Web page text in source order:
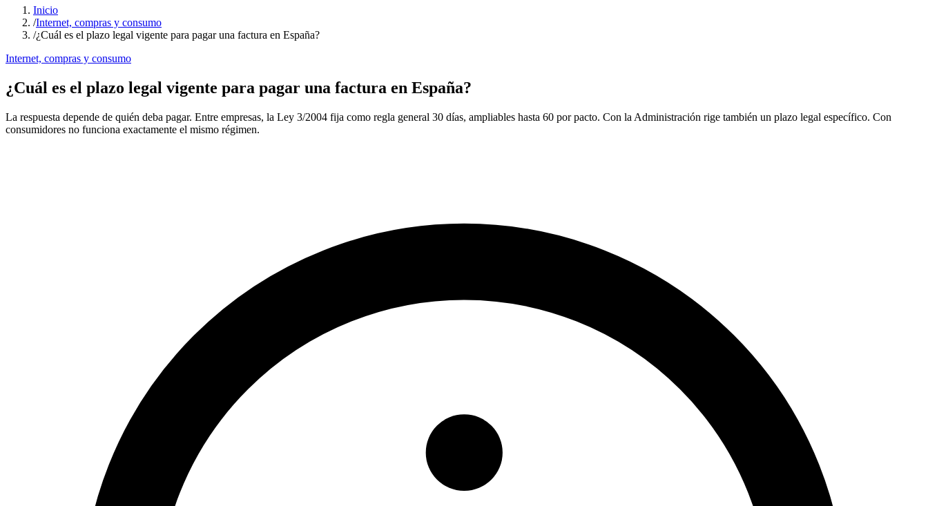
Inicio
/Internet, compras y consumo
/¿Cuál es el plazo legal vigente para pagar una factura en España?
Internet, compras y consumo
¿Cuál es el plazo legal vigente para pagar una factura en España?
La respuesta depende de quién deba pagar. Entre empresas, la Ley 3/2004 fija como regla general 30 días, ampliables hasta 60 por pacto. Con la Administración rige también un plazo legal específico. Con
consumidores no funciona exactamente el mismo régimen.